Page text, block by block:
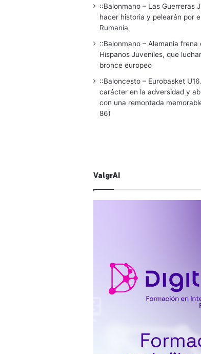
::Balonmano – Las Guerreras
hacer historia y pelearán por
Rumanía
::Balonmano – Alemania frena
Hispanos Juveniles, que
bronce europeo
::Baloncesto – Eurobasket
carácter en la adversidad y
con una remontada
86)
ValgrAI